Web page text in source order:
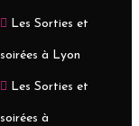
Les Sorties et
soirées à Lyon
Les Sorties et
soirées à